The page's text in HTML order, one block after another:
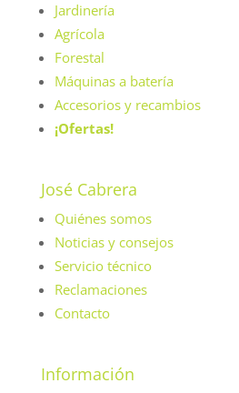
Jardinería
Agrícola
Forestal
Máquinas a batería
Accesorios y recambios
¡Ofertas!
José Cabrera
Quiénes somos
Noticias y consejos
Servicio técnico
Reclamaciones
Contacto
Información